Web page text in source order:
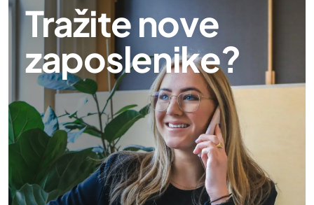
Tražite nove
zaposlenike?